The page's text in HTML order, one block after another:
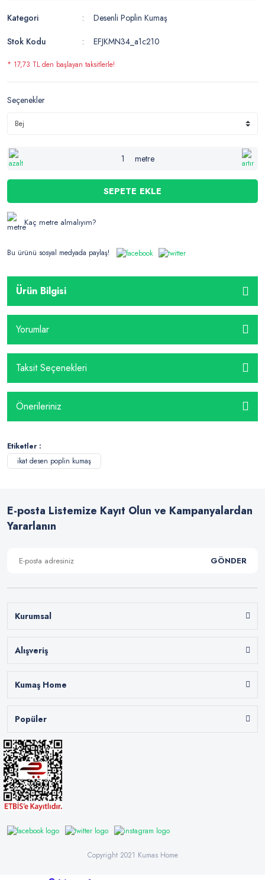
Kategori
Desenli Poplin Kumaş
Stok Kodu
EFJKMN34_a1c210
* 17,73 TL den başlayan taksitlerle!
Seçenekler
metre
SEPETE EKLE
Kaç metre almalıyım?
Bu ürünü sosyal medyada paylaş!
Ürün Bilgisi
Yorumlar
Taksit Seçenekleri
Önerileriniz
Etiketler :
ikat desen poplin kumaş
E-posta Listemize Kayıt Olun ve Kampanyalardan
Yararlanın
GÖNDER
Kurumsal
Alışveriş
Kumaş Home
Popüler
Copyright 2021 Kumas Home